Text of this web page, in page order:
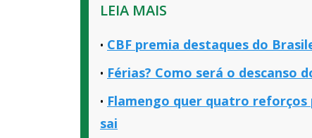
LEIA MAIS
CBF premia destaques do
Férias? Como será o descanso
Flamengo quer quatro reforços
sai